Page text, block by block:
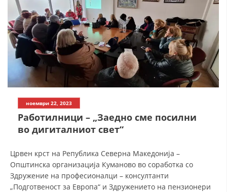
ИСТОРИЈАТ НА ЦКРМ
ИСТОРИЈАТ НА ДВИЖЕЊЕТО
СТРУКТУРА И ОРГАНИЗАЦИОНА ПОСТАВЕНОСТ – ОПШТИНСКА
КОНТАКТ ИНФОРМАЦИИ
ноември 22, 2023
Работилници – „Заедно сме посилни
во дигиталниот свет“
Црвен крст на Република Северна Македонија –
Општинска организација Куманово во соработка со
Здружение на професионалци – консултанти
„Подготвеност за Европа“ и Здружението на пензионери